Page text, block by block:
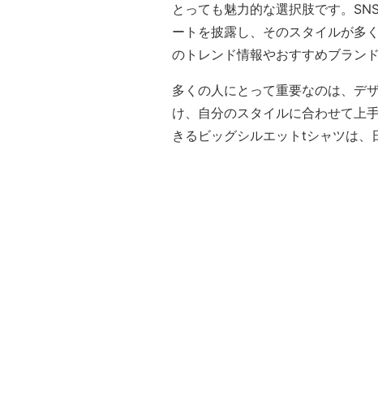
とっても魅力的な選択肢です。
ートを披露し、そのスタイルが多
のトレンド情報やおすすめブラン
多くの人にとって重要なのは、デ
け、自分のスタイルに合わせて上
きるビッグシルエットtシャツは、